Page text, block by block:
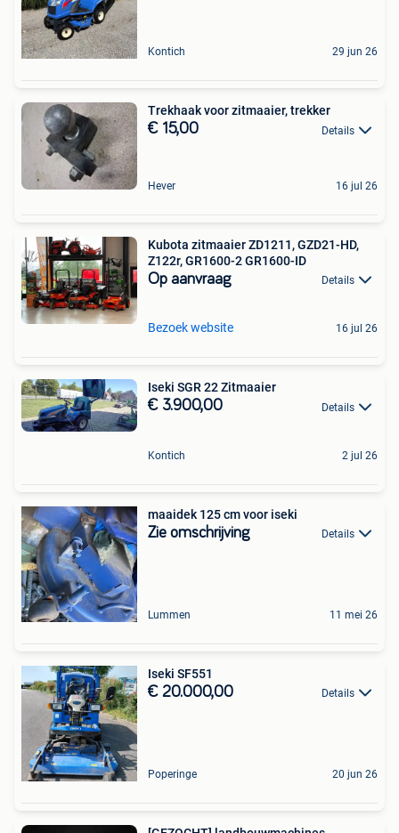
Kontich 29 jun 26
Trekhaak voor zitmaaier, trekker
€ 15,00 Details
Hever 16 jul 26
Kubota zitmaaier ZD1211, GZD21-HD,
Z122r, GR1600-2 GR1600-ID
Op aanvraag Details
Bezoek website 16 jul 26
Iseki SGR 22 Zitmaaier
€ 3.900,00 Details
Kontich 2 jul 26
maaidek 125 cm voor iseki
Zie omschrijving Details
Lummen 11 mei 26
Iseki SF551
€ 20.000,00 Details
Poperinge 20 jun 26